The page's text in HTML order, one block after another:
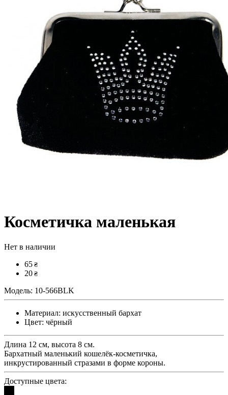
Косметичка маленькая
Нет в наличии
65 ₴
20 ₴
Модель: 10-566BLK
Материал: искусственный бархат
Цвет: чёрный
Длина 12 см, высота 8 см.
Бархатный маленький кошелёк-косметичка,
инкрустированный стразами в форме короны.
Доступные цвета: